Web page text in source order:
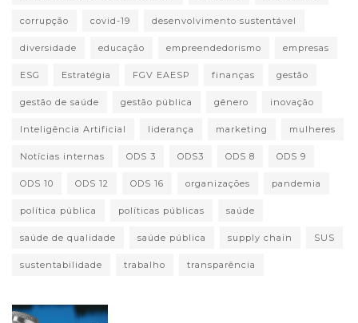
corrupção covid-19 desenvolvimento sustentável
diversidade educação empreendedorismo empresas
ESG Estratégia FGV EAESP finanças gestão
gestão de saúde gestão pública gênero inovação
Inteligência Artificial liderança marketing mulheres
Notícias internas ODS 3 ODS3 ODS 8 ODS 9
ODS 10 ODS 12 ODS 16 organizações pandemia
política pública políticas públicas saúde
saúde de qualidade saúde pública supply chain SUS
sustentabilidade trabalho transparência